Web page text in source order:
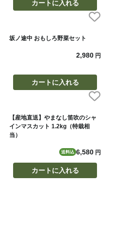
カートに入れる
坂ノ途中 おもしろ野菜セット
2,980 円
カートに入れる
【産地直送】やまなし笛吹のシャ
インマスカット 1.2kg（特栽相
当）
送料込 6,580 円
カートに入れる